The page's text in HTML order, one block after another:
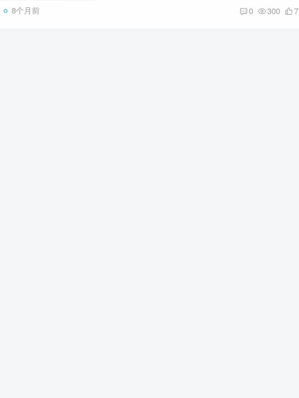
8个月前 0 300 7